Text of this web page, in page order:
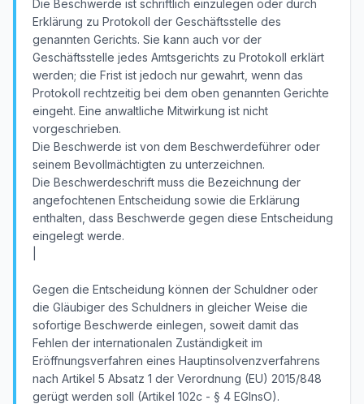
Die Beschwerde ist schriftlich einzulegen oder durch
Erklärung zu Protokoll der Geschäftsstelle des
genannten Gerichts. Sie kann auch vor der
Geschäftsstelle jedes Amtsgerichts zu Protokoll erklärt
werden; die Frist ist jedoch nur gewahrt, wenn das
Protokoll rechtzeitig bei dem oben genannten Gerichte
eingeht. Eine anwaltliche Mitwirkung ist nicht
vorgeschrieben.
Die Beschwerde ist von dem Beschwerdeführer oder
seinem Bevollmächtigten zu unterzeichnen.
Die Beschwerdeschrift muss die Bezeichnung der
angefochtenen Entscheidung sowie die Erklärung
enthalten, dass Beschwerde gegen diese Entscheidung
eingelegt werde.
Gegen die Entscheidung können der Schuldner oder
die Gläubiger des Schuldners in gleicher Weise die
sofortige Beschwerde einlegen, soweit damit das
Fehlen der internationalen Zuständigkeit im
Eröffnungsverfahren eines Hauptinsolvenzverfahrens
nach Artikel 5 Absatz 1 der Verordnung (EU) 2015/848
gerügt werden soll (Artikel 102c - § 4 EGInsO).